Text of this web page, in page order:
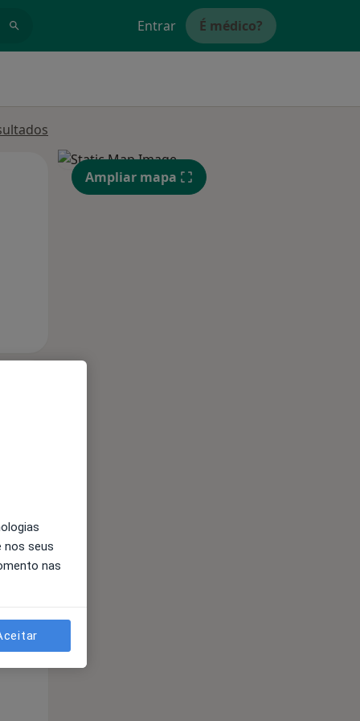
Entrar É médico?
Segunda-feira Ter, Qua
12 Ago
Ampliar mapa
nos seus
nas